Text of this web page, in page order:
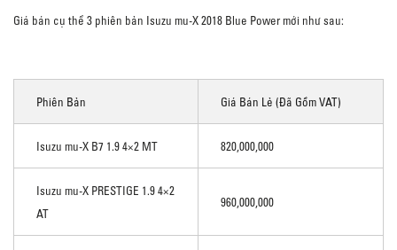
Giá bán cụ thể 3 phiên bản Isuzu mu-X 2018 Blue Power mới như sau:
Phiên Bản Giá Bán Lẻ (đã Gồm VAT)
Isuzu mu-X B7 1.9 4×2 MT 820,000,000
Isuzu mu-X PRESTIGE 1.9 4×2
AT
960,000,000